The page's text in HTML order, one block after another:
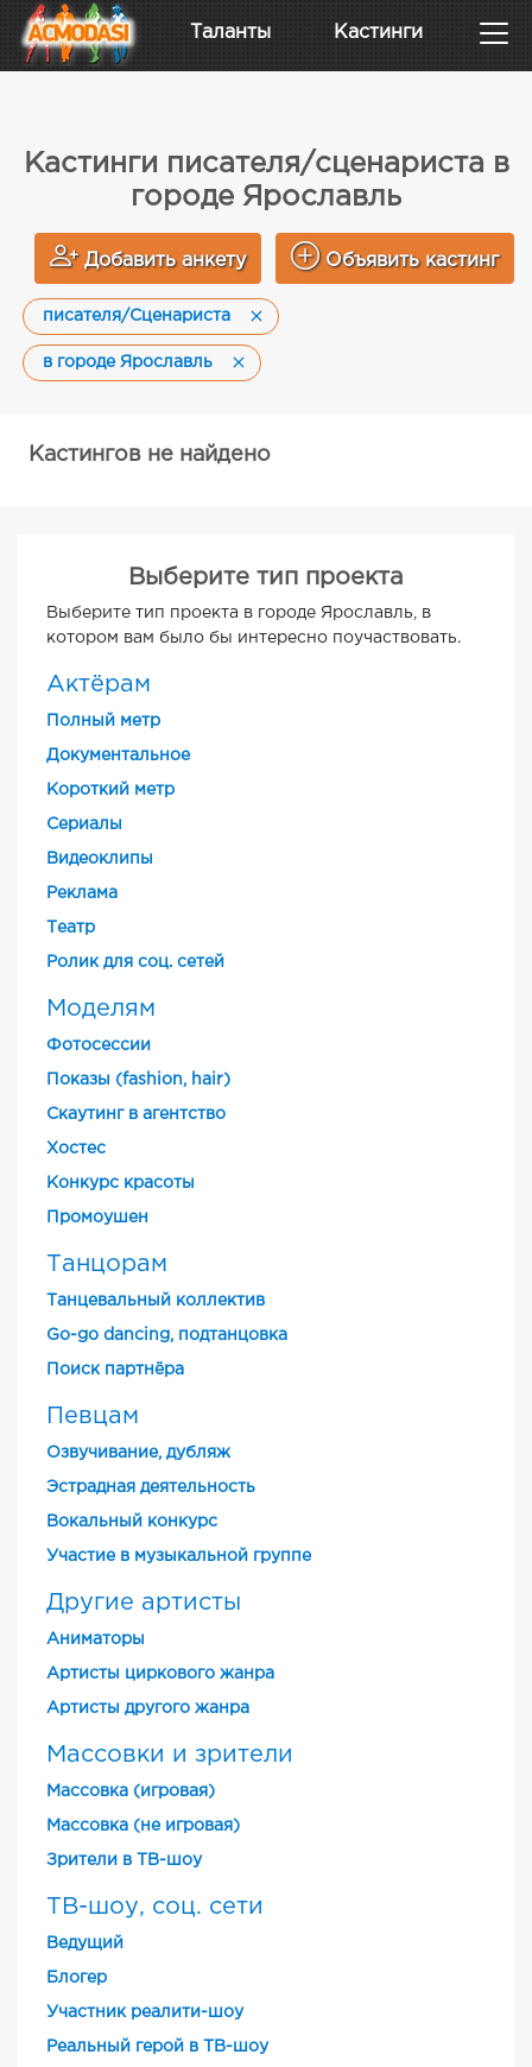
Таланты Кастинги
Кастинги писателя/сценариста в
городе Ярославль
Добавить анкету Объявить кастинг
писателя/Сценариста
в городе Ярославль
Кастингов не найдено
Выберите тип проекта
Выберите тип проекта в городе Ярославль, в
котором вам было бы интересно поучаствовать.
Актёрам
Полный метр
Документальное
Короткий метр
Cериалы
Видеоклипы
Реклама
Театр
Ролик для соц. сетей
Моделям
Фотосессии
Показы (fashion, hair)
Скаутинг в агентство
Хостес
Конкурс красоты
Промоушен
Танцорам
Танцевальный коллектив
Go-go dancing, подтанцовка
Поиск партнёра
Певцам
Озвучивание, дубляж
Эстрадная деятельность
Вокальный конкурс
Участие в музыкальной группе
Другие артисты
Аниматоры
Артисты циркового жанра
Артисты другого жанра
Массовки и зрители
Массовка (игровая)
Массовка (не игровая)
Зрители в ТВ-шоу
ТВ-шоу, соц. сети
Ведущий
Блогер
Участник реалити-шоу
Реальный герой в ТВ-шоу